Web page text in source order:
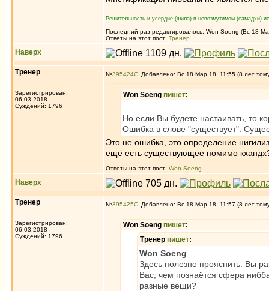
Решительность и усердие (шила) в невозмутимом (самадхи)
Последний раз редактировалось: Won Soeng (Вс 18
Ответы на этот пост: Тренер
Наверх
Тренер
Зарегистрирован:
06.03.2018
Суждений: 1796
№395424 Добавлено: Вс 18 Мар 18, 11:55 (8 лет
Won Soeng пишет:
Но если Вы будете настаивать, то
Ошибка в слове "существует".
Это не ошибка, это определение
ещё есть существующее помимо
Ответы на этот пост: Won Soeng
Наверх
Тренер
Зарегистрирован:
06.03.2018
Суждений: 1796
№395425 Добавлено: Вс 18 Мар 18, 11:57 (8 лет
Won Soeng пишет:
Тренер пишет:
Won Soeng
Здесь полезно прояснить. Вы
Вас, чем познаётся сфера
разные вещи?